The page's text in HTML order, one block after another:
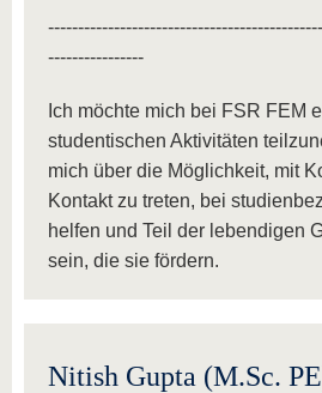
----------------
Ich möchte mich bei FSR FEM
studentischen Aktivitäten
mich über die Möglichkeit, mit
Kontakt zu treten, bei
helfen und Teil der lebendigen
sein, die sie fördern.
Nitish Gupta (M.Sc.